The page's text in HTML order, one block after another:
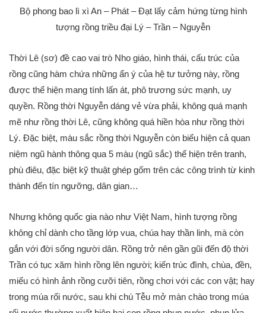
Bộ phong bao lì xì An – Phát – Đạt lấy cảm hứng từng hình
tượng rồng triều đại Lý – Trần – Nguyễn
Thời Lê (sơ) đề cao vai trò Nho giáo, hình thái, cấu trúc của
rồng cũng hàm chứa những ẩn ý của hệ tư tưởng này, rồng
được thể hiện mang tính lấn át, phô trương sức mạnh, uy
quyền. Rồng thời Nguyễn dáng vẻ vừa phải, không quá mạnh
mẽ như rồng thời Lê, cũng không quá hiền hòa như rồng thời
Lý. Đặc biệt, màu sắc rồng thời Nguyễn còn biểu hiện cả quan
niệm ngũ hành thông qua 5 màu (ngũ sắc) thể hiện trên tranh,
phù điêu, đặc biệt kỹ thuật ghép gốm trên các công trình từ kinh
thành đến tín ngưỡng, dân gian…
Nhưng không quốc gia nào như Việt Nam, hình tượng rồng
không chỉ dành cho tầng lớp vua, chúa hay thần linh, mà còn
gắn với đời sống người dân. Rồng trở nên gần gũi đến độ thời
Trần có tục xăm hình rồng lên người; kiến trúc đình, chùa, đền,
miếu có hình ảnh rồng cưỡi tiên, rồng chơi với các con vật; hay
trong múa rối nước, sau khi chú Tễu mở màn chào trong múa